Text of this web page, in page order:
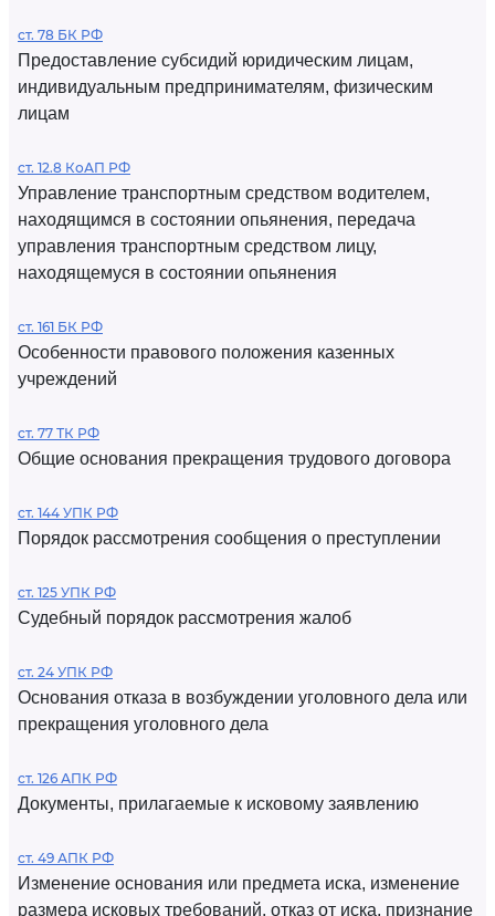
ст. 78 БК РФ
Предоставление субсидий юридическим лицам,
индивидуальным предпринимателям, физическим
лицам
ст. 12.8 КоАП РФ
Управление транспортным средством водителем,
находящимся в состоянии опьянения, передача
управления транспортным средством лицу,
находящемуся в состоянии опьянения
ст. 161 БК РФ
Особенности правового положения казенных
учреждений
ст. 77 ТК РФ
Общие основания прекращения трудового договора
ст. 144 УПК РФ
Порядок рассмотрения сообщения о преступлении
ст. 125 УПК РФ
Судебный порядок рассмотрения жалоб
ст. 24 УПК РФ
Основания отказа в возбуждении уголовного дела или
прекращения уголовного дела
ст. 126 АПК РФ
Документы, прилагаемые к исковому заявлению
ст. 49 АПК РФ
Изменение основания или предмета иска, изменение
размера исковых требований, отказ от иска, признание